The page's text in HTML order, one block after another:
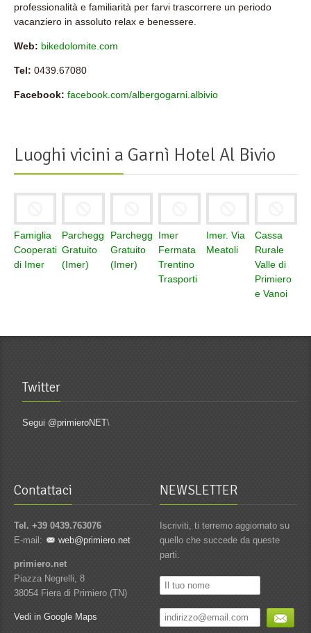
professionalità e familiarità per farvi trascorrere un periodo
vacanziero in assoluto relax e benessere.
Web: bikedolomite.com
Tel: 0439.67080
Facebook: facebook.com/albergogarni.albivio
Luoghi vicini a Garnì Hotel Al Bivio
Famiglia
Cooperativa
di Imer
Parcheggio
Gratuito
(Imer)
Parcheggio
Gratuito
(Imer)
Imer
Fermata
Trentino
Trasporti
Imer. Via
Meatoli
Cassa
Rurale
Valle di
Primiero
e Vanoi
Twitter
Segui @primieroNET\
Contattaci
Tel. +39 0439.763076
E-mail:
web@primiero.net
primiero.net
Piazza Negrelli, 8
38054 Fiera di Primiero (TN)
Vedi in Google Maps
NEWSLETTER
Iscriviti, ti terremo aggiornato su
quello che succede da queste
parti.